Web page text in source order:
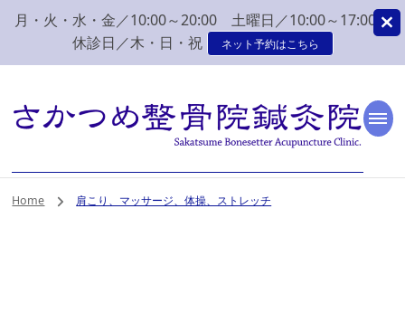
月・火・水・金／10:00～20:00 土曜日／10:00～17:00
休診日／木・日・祝
ネット予約はこちら
新潟市 秋葉区 肩こり
腰痛 整体 鍼灸はさか
鍼灸院へ。みなさまの気持ちに寄り添い、丁寧な問診、治療をさせて
Home 肩こり、マッサージ、体操、ストレッチ